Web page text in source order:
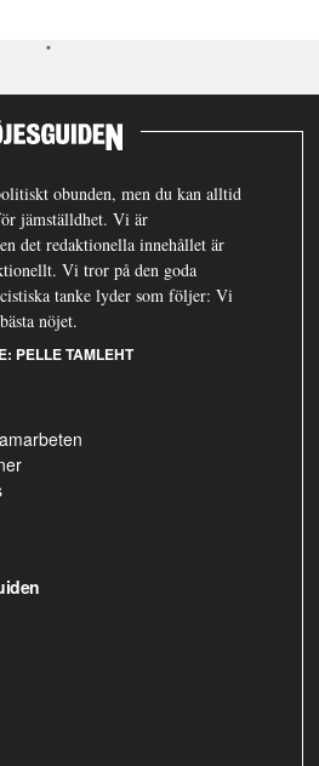
obunden, men du kan alltid
jämställdhet. Vi är
det redaktionella innehållet är
Vi tror på den goda
tanke lyder som följer: Vi
nöjet.
PELLE TAMLEHT